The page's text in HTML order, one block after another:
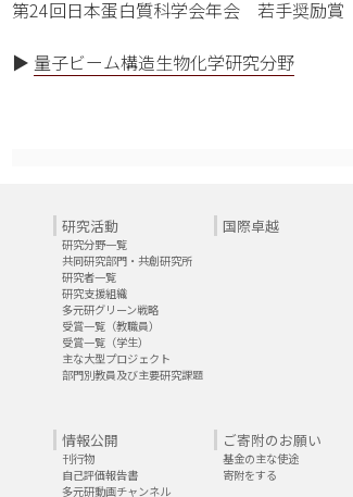
第24回日本蛋白質科学会年会 若手奨励賞
▶ 量子ビーム構造生物化学研究分野
研究活動
研究分野一覧
共同研究部門・共創研究所
研究者一覧
研究支援組織
多元研グリーン戦略
受賞一覧（教職員）
受賞一覧（学生）
主な大型プロジェクト
部門別教員及び主要研究課題
国際卓越
情報公開
刊行物
自己評価報告書
多元研動画チャンネル
ご寄附のお願い
基金の主な使途
寄附をする